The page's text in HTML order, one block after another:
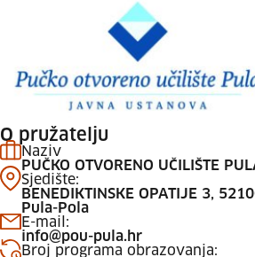
O pružatelju
Naziv
PUČKO OTVORENO UČILIŠTE
Sjedište:
BENEDIKTINSKE OPATIJE 3,
Pula-Pola
E-mail:
info@pou-pula.hr
Broj programa obrazovanja: